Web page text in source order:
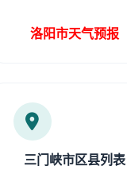
洛阳市天气预报
三门峡市区县列表